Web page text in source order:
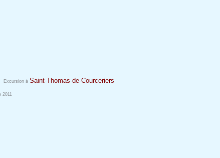
Excursion à Saint-Thomas-de-Courceriers
2011